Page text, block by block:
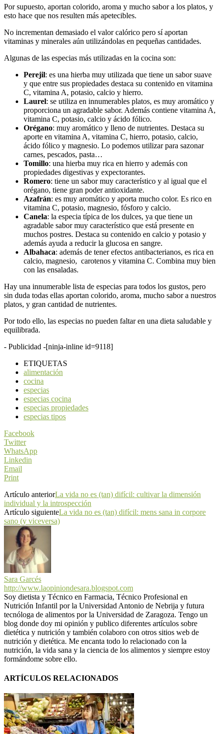
Por supuesto, aportan colorido, aroma y mucho sabor a los platos, y
esto hace que nos resulten más apetecibles.
No incrementan demasiado el valor calórico pero sí aportan
vitaminas y minerales aún utilizándolas en pequeñas cantidades.
Algunas de las especias más utilizadas en la cocina son:
Perejil: es una hierba muy utilizada que tiene un sabor suave
y que entre sus propiedades destaca su contenido en vitamina
C, vitamina A, potasio, calcio y hierro.
Laurel: se utiliza en innumerables platos, es muy aromático y
proporciona un agradable sabor. Además contiene vitamina A,
vitamina C, potasio, calcio y ácido fólico.
Orégano: muy aromático y lleno de nutrientes. Destaca su
aporte en vitamina A, vitamina C, hierro, potasio, calcio,
ácido fólico y magnesio. Lo podemos utilizar para sazonar
carnes, pescados, pasta…
Tomillo: una hierba muy rica en hierro y además con
propiedades digestivas y expectorantes.
Romero: tiene un sabor muy característico y al igual que el
orégano, tiene gran poder antioxidante.
Azafrán: es muy aromático y aporta mucho color. Es rico en
vitamina C, potasio, magnesio, fósforo y calcio.
Canela: la especia típica de los dulces, ya que tiene un
agradable sabor muy característico que está presente en
muchos postres. Destaca su contenido en calcio y potasio y
además ayuda a reducir la glucosa en sangre.
Albahaca: además de tener efectos antibacterianos, es rica en
calcio, magnesio, carotenos y vitamina C. Combina muy bien
con las ensaladas.
Hay una innumerable lista de especias para todos los gustos, pero
sin duda todas ellas aportan colorido, aroma, mucho sabor a nuestros
platos, y gran cantidad de nutrientes.
Por todo ello, las especias no pueden faltar en una dieta saludable y
equilibrada.
- Publicidad -[ninja-inline id=9118]
ETIQUETAS
alimentación
cocina
especias
especias cocina
especias propiedades
especias tipos
Facebook
Twitter
WhatsApp
Linkedin
Email
Print
Artículo anteriorLa vida no es (tan) difícil: cultivar la dimensión
individual y la introspección
Artículo siguienteLa vida no es (tan) difícil: mens sana in corpore
sano (y viceversa)
Sara Garcés
http://www.laopiniondesara.blogspot.com
Soy dietista y Técnico en Farmacia, Técnico Profesional en
Nutrición Infantil por la Universidad Antonio de Nebrija y futura
tecnóloga de alimentos por la Universidad de Zaragoza. Tengo un
blog donde doy mi opinión y publico diferentes artículos sobre
dietética y nutrición y también colaboro con otros sitios web de
nutrición y dietética. Me encanta todo lo relacionado con la
nutrición, la vida sana y la ciencia de los alimentos y siempre estoy
formándome sobre ello.
ARTÍCULOS RELACIONADOS